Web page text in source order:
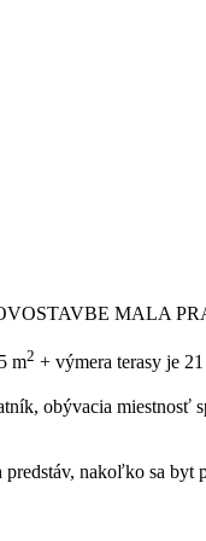
MALA
m2 + výmera terasy je
obývacia miestnosť
nakoľko sa byt